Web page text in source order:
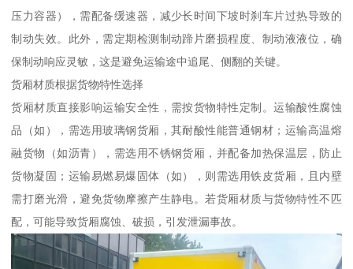
压力容器），需配备缓速器，减少长时间下坡时刹车片过热导致的
制动失效。此外，需定期检测制动蹄片磨损程度、制动液液位，确
保制动响应灵敏，这是避免运输途中追尾、侧翻的关键。​
货厢材质根据货物特性选择​
货厢材质直接影响运输安全性，需按货物特性定制。运输酸性腐蚀
品（如），需选用玻璃钢货厢，其耐酸性能普通钢材；运输高温熔
融货物（如沥青），需选用不锈钢货厢，并配备加热保温层，防止
货物凝固；运输易燃易爆固体（如），则需选用铁皮货厢，且内壁
需打磨光滑，避免货物摩擦产生静电。若货厢材质与货物特性不匹
配，可能导致货厢腐蚀、破损，引发泄漏事故。​